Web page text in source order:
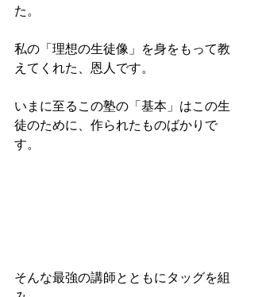
た。
私の「理想の生徒像」を身をもって教
えてくれた、恩人です。
いまに至るこの塾の「基本」はこの生
徒のために、作られたものばかりで
す。
そんな最強の講師とともにタッグを組